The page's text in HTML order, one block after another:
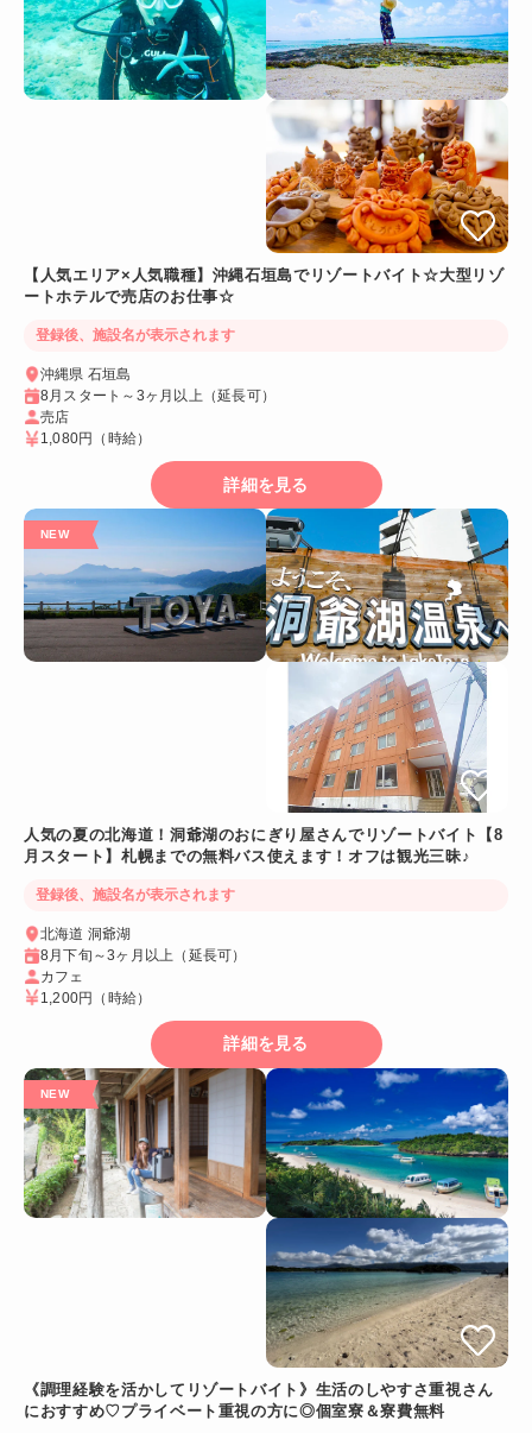
【人気エリア×人気職種】沖縄石垣島でリゾートバイト☆大型リゾ
ートホテルで売店のお仕事☆
登録後、施設名が表示されます
沖縄県 石垣島
8月スタート～3ヶ月以上（延長可）
売店
1,080円
（時給）
詳細を見る
人気の夏の北海道！洞爺湖のおにぎり屋さんでリゾートバイト【8
月スタート】札幌までの無料バス使えます！オフは観光三昧♪
登録後、施設名が表示されます
北海道 洞爺湖
8月下旬～3ヶ月以上（延長可）
カフェ
1,200円 （時給）
詳細を見る
《調理経験を活かしてリゾートバイト》生活のしやすさ重視さん
におすすめ♡プライベート重視の方に◎個室寮＆寮費無料